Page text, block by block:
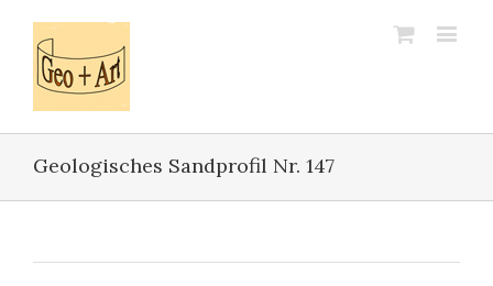
Geologisches Sandprofil Nr. 147